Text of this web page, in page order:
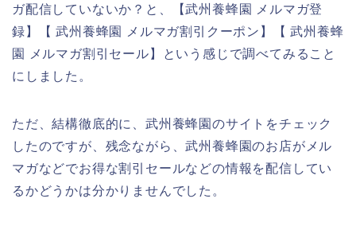
ガ配信していないか？と、【武州養蜂園 メルマガ登
録】【 武州養蜂園 メルマガ割引クーポン】【 武州養蜂
園 メルマガ割引セール】という感じで調べてみること
にしました。
ただ、結構徹底的に、武州養蜂園のサイトをチェック
したのですが、残念ながら、武州養蜂園のお店がメル
マガなどでお得な割引セールなどの情報を配信してい
るかどうかは分かりませんでした。